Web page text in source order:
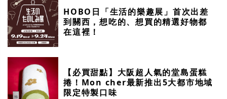
HOBO日「生活的樂趣展」首次出差
到關西，想吃的、想買的精選好物都
在這裡！
【必買甜點】大阪超人氣的堂島蛋糕
捲！Mon cher最新推出5大都市地域
限定特製口味